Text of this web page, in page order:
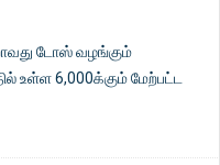
டோஸ் வழங்கும்
உள்ள 6,000க்கும் மேற்பட்ட